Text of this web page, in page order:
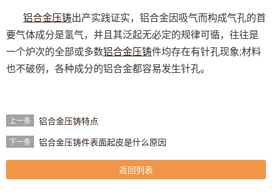
铝合金压铸出产实践证实，铝合金因吸气而构成气孔的首
要气体成分是氢气，并且其泛起无必定的规律可循，往往是
一个炉次的全部或多数铝合金压铸件均存在有针孔现象;材料
也不破例，各种成分的铝合金都容易发生针孔。
上一条 铝合金压铸特点
下一条 铝合金压铸件表面起皮是什么原因
返回列表